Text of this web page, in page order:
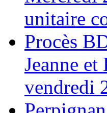
unitaire
Procès
Jeanne
vendredi